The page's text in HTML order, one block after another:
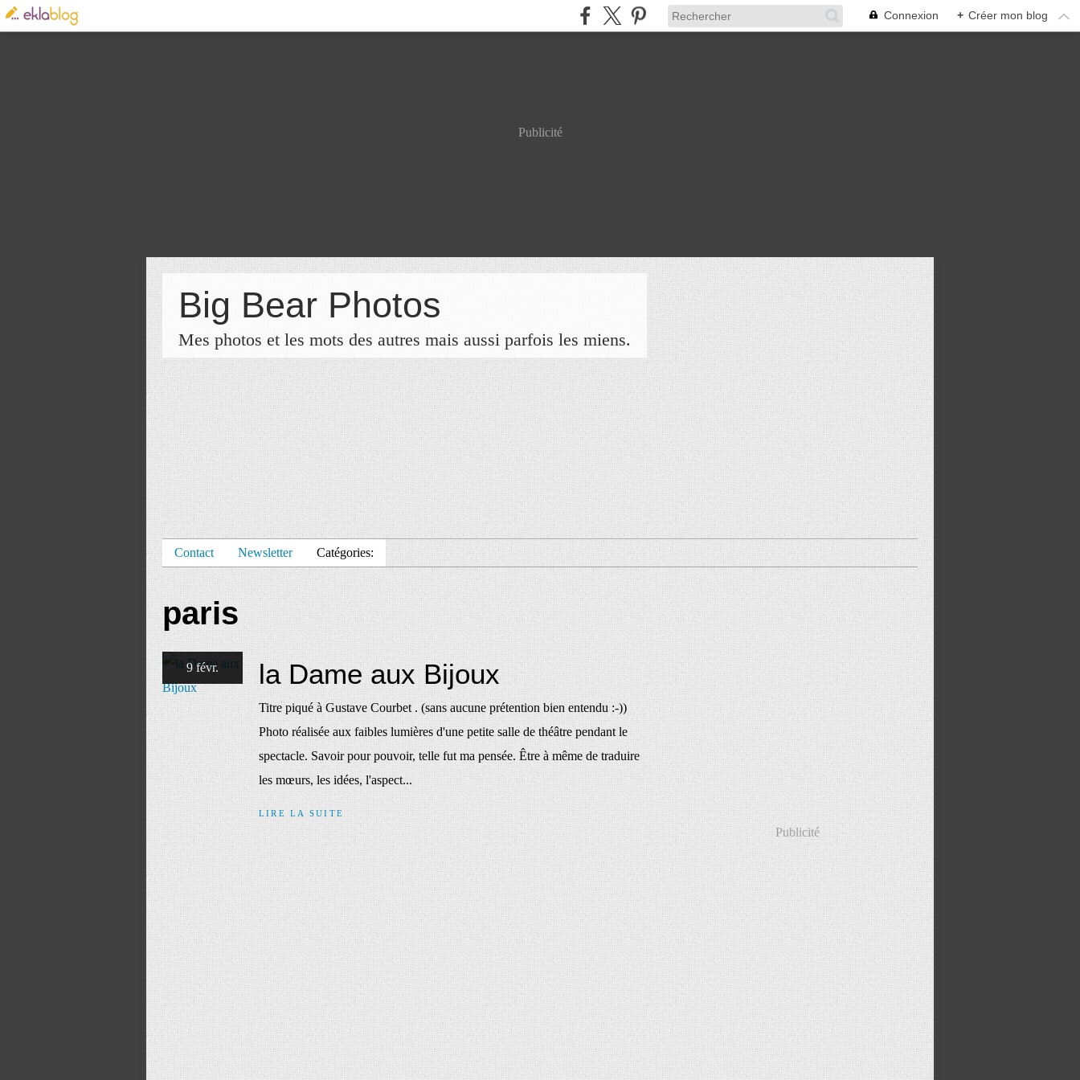
Connexion + Créer mon blog
Publicité
Big Bear Photos
Mes photos et les mots des autres mais aussi parfois les miens.
Contact Newsletter Catégories:
paris
9 févr. la Dame aux Bijoux
Titre piqué à Gustave Courbet . (sans aucune prétention bien entendu :-))
Photo réalisée aux faibles lumières d'une petite salle de théâtre pendant le
spectacle. Savoir pour pouvoir, telle fut ma pensée. Être à même de traduire
les mœurs, les idées, l'aspect...
LIRE LA SUITE
Publicité